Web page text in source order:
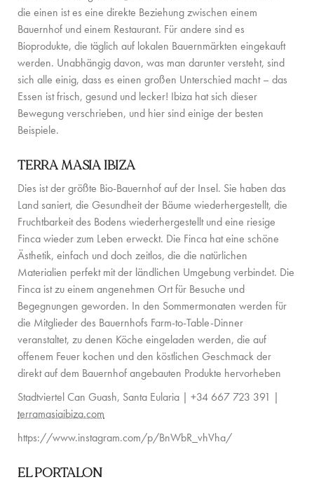
SANTA EULALIA
IBIZA-STADT
INSPIRATION
AUTOVERMIETUNG
BOOTCHARTER-FLOTTE
PRIVATE CHEF AND BAR SERVICES
FAMILIENERLEBNISSE
CONCIERGE
DER INSEL-GUIDE
NEWS
ÜBER UNS
ÜBER UNS
VILLA-BESITZER
FAMILIENFREUNDLICH
NACHHALTIGKEIT
die einen ist es eine direkte Beziehung zwischen einem
Bauernhof und einem Restaurant. Für andere sind es
Bioprodukte, die täglich auf lokalen Bauernmärkten eingekauft
werden. Unabhängig davon, was man darunter versteht, sind
sich alle einig, dass es einen großen Unterschied macht – das
Essen ist frisch, gesund und lecker! Ibiza hat sich dieser
Bewegung verschrieben, und hier sind einige der besten
Beispiele.
TERRA MASIA IBIZA
Dies ist der größte Bio-Bauernhof auf der Insel. Sie haben das
Land saniert, die Gesundheit der Bäume wiederhergestellt, die
Fruchtbarkeit des Bodens wiederhergestellt und eine riesige
Finca wieder zum Leben erweckt. Die Finca hat eine schöne
Ästhetik, einfach und doch zeitlos, die die natürlichen
Materialien perfekt mit der ländlichen Umgebung verbindet. Die
Finca ist zu einem angenehmen Ort für Besuche und
Begegnungen geworden. In den Sommermonaten werden für
die Mitglieder des Bauernhofs Farm-to-Table-Dinner
veranstaltet, zu denen Köche eingeladen werden, die auf
offenem Feuer kochen und den köstlichen Geschmack der
direkt auf dem Bauernhof angebauten Produkte hervorheben
Stadtviertel Can Guash, Santa Eularia | +34 667 723 391 |
terramasiaibiza.com
https://www.instagram.com/p/BnWbR_vhVha/
EL PORTALON